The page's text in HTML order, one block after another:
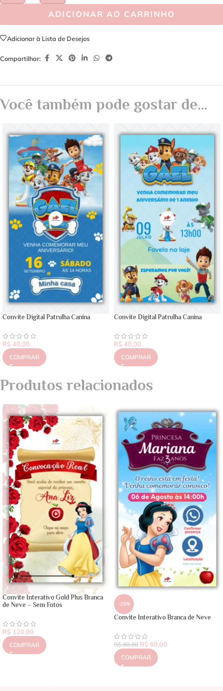
ADICIONAR AO CARRINHO
Adicionar à Lista de Desejos
Compartilhar:
Você também pode gostar de…
Convite Digital Patrulha Canina
R$ 40,00
COMPRAR
Convite Digital Patrulha Canina
R$ 40,00
COMPRAR
Produtos relacionados
Convite Interativo Gold Plus Branca
de Neve – Sem Fotos
R$ 120,00
COMPRAR
-25%
Convite Interativo Branca de Neve
R$80,00 R$ 60,00
COMPRAR